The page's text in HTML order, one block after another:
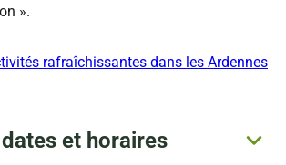
».
rafraîchissantes dans les Ardennes
et horaires